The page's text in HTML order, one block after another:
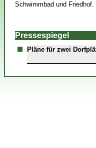
Schwimmbad und Friedhof.
Pressespiegel
Pläne für zwei